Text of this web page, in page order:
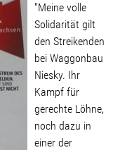
"Meine volle
Solidarität gilt
den Streikenden
bei Waggonbau
Niesky. Ihr
Kampf für
gerechte Löhne,
noch dazu in
einer der